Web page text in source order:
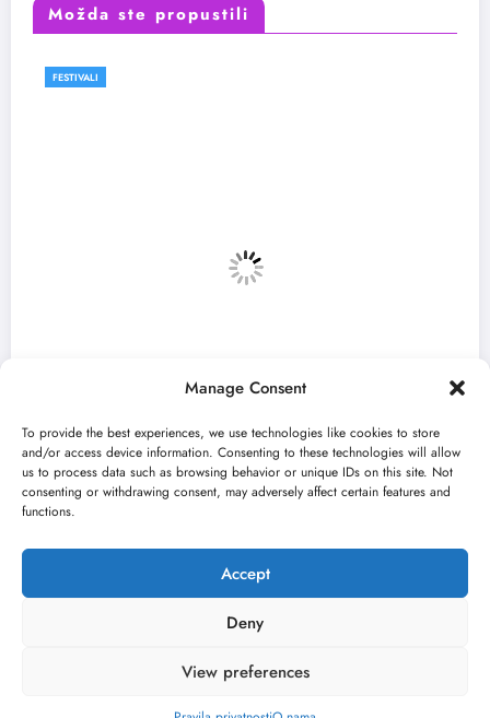
Manage Consent
To provide the best experiences, we use technologies like cookies to store
and/or access device information. Consenting to these technologies will allow
us to process data such as browsing behavior or unique IDs on this site. Not
consenting or withdrawing consent, may adversely affect certain features and
functions.
Accept
Deny
View preferences
Možda ste propustili
i ovog
Zulum Manifest predstavlja
jun 22, 2026
O nama Uslovi
Kontakt
Kulturni kišobran| Powered BySpiceThemes